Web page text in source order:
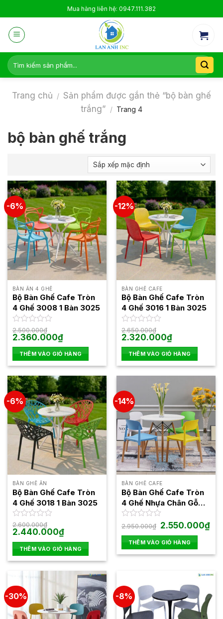
to
content
Mua hàng liên hệ: 0947.111.382
Tìm
kiếm:
Trang chủ / Sản phẩm được gắn thẻ “bộ bàn ghế
trắng” / Trang 4
bộ bàn ghế trắng
-6%
BÀN ĂN 4 GHẾ
Bộ Bàn Ghế Cafe Tròn
4 Ghế 3008 1 Bàn 3025
Được
xếp
hạng
0
5
sao
2.500.000₫
Giá
gốc
là:
2.500.000₫.
2.360.000₫Giá
hiện
tại
là:
2.360.000₫.
THÊM VÀO GIỎ HÀNG
-12%
BÀN GHẾ CAFE
Bộ Bàn Ghế Cafe Tròn
4 Ghế 3016 1 Bàn 3025
Được
xếp
hạng
0
5
sao
2.650.000₫
Giá
gốc
là:
2.650.000₫.
2.320.000₫Giá
hiện
tại
là:
2.320.000₫.
THÊM VÀO GIỎ HÀNG
-6%
BÀN GHẾ ĂN
Bộ Bàn Ghế Cafe Tròn
4 Ghế 3018 1 Bàn 3025
Được
xếp
hạng
0
5
sao
2.600.000₫
Giá
gốc
là:
2.600.000₫.
2.440.000₫Giá
hiện
tại
là:
2.440.000₫.
THÊM VÀO GIỎ HÀNG
-14%
BÀN GHẾ CAFE
Bộ Bàn Ghế Cafe Tròn
4 Ghế Nhựa Chân Gỗ
BBCF87
Được
hạng
0
5
2.950.000₫ Giá
gốc
là:
2.950.000₫.
2.550.000₫Giá
hiện
THÊM VÀO GIỎ HÀNG
-30% -8%